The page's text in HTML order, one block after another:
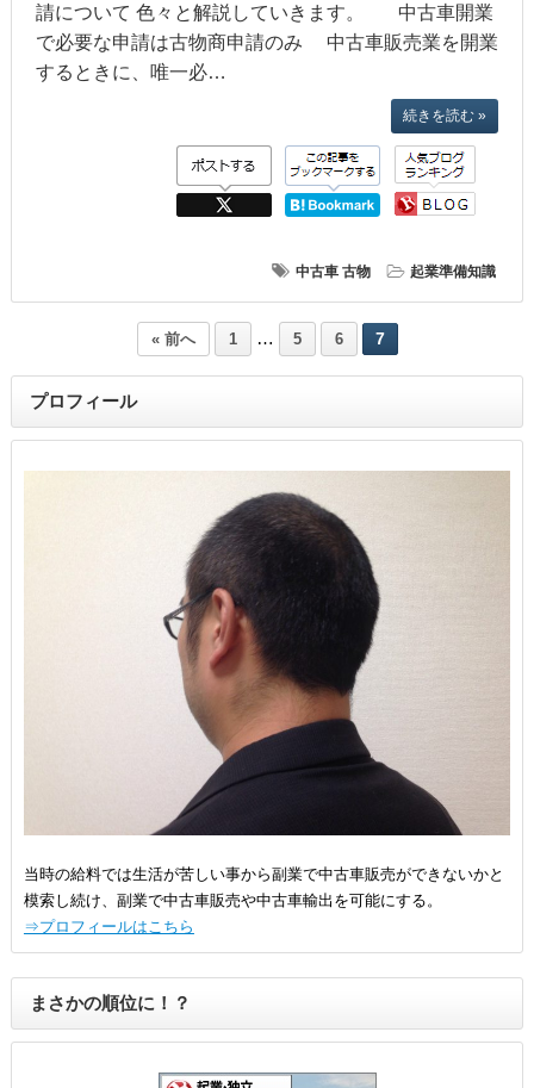
請について 色々と解説していきます。 中古車開業
で必要な申請は古物商申請のみ 中古車販売業を開業
するときに、唯一必…
続きを読む »
中古車 古物 起業準備知識
« 前へ 1 … 5 6 7
プロフィール
当時の給料では生活が苦しい事から副業で中古車販売ができないかと
模索し続け、副業で中古車販売や中古車輸出を可能にする。
⇒プロフィールはこちら
まさかの順位に！？